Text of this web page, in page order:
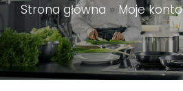
Strona główna » Moje konto